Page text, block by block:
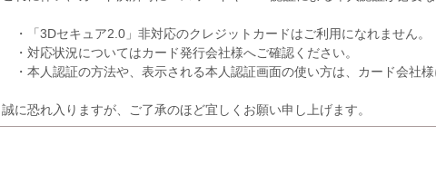
・「3Dセキュア2.0」非対応のクレジットカードはご利用になれません。
・対応状況についてはカード発行会社様へご確認ください。
・本人認証の方法や、表示される本人認証画面の使い方は、カード会社様
誠に恐れ入りますが、ご了承のほど宜しくお願い申し上げます。